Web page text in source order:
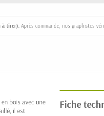
à tirer). Après commande, nos graphistes
bois avec une
il est
Fiche